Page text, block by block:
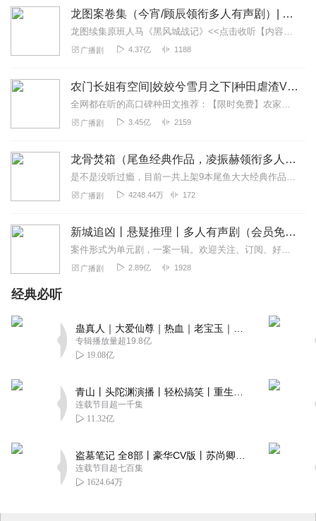
龙图案卷集（今宵/顾辰领衔多人有声剧）| 探案
龙图续集原班人马《黑风城战记》<<点击收听【内容简介】《龙图案卷集》是由耳雅根据古典名著《三侠五义》（又叫七五）改编所写的网络小说，主要讲述的是鼠（白玉堂）...
广播剧 4.37亿 1188
农门长姐有空间|姣姣兮雪月之下|种田虐渣VIP免费
全网都在听的高口碑种田文推荐：【限时免费】农家小福女|姣姣兮郁雨竹|全网最快寒门大俗人|姣姣兮杜骁|萌宝女强古言爽文魏晋干饭人未删减全网最快|农家小福...
广播剧 3.45亿 2159
龙骨焚箱（尾鱼经典作品，凌振赫领衔多人有声剧）
是不是没听过瘾，目前一共上架9本尾鱼大大经典作品有声书啦~~听单合集已经准备好，赶紧收听：尾鱼有声书作品合集感受更多尾鱼作品的魅力！内容简介神话、传说、身世、解...
广播剧 4248.44万 172
新城追凶丨悬疑推理丨多人有声剧（会员免费）
案件形式为单元剧，一案一辑。欢迎关注、订阅、好评！“新闻里播不得的，咱们小说里见！”一座充满活力的新兴沿海城市，看似平常的生活中，却发生了种种离奇的罪犯案件，”...
广播剧 2.89亿 1928
经典必听
专辑播放量超19.8亿
19.08亿
连载节目超一千集
11.32亿
连载节目超七百集
1624.64万